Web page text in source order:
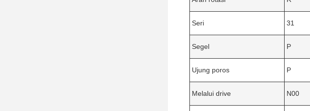
Seri 31
Segel P
Ujung poros P
Melalui drive N00